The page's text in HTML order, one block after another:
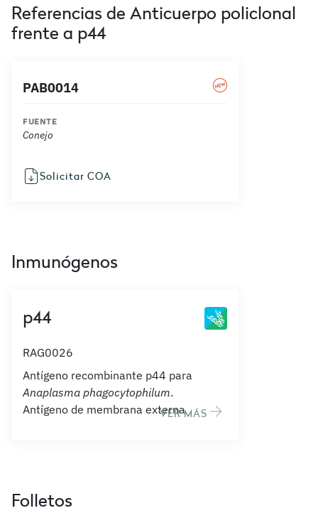
Referencias de Anticuerpo policlonal
frente a p44
PAB0014
FUENTE
Conejo
Solicitar COA
Inmunógenos
p44
RAG0026
Antígeno recombinante p44 para
Anaplasma phagocytophilum.
Antígeno de membrana externa
VER MÁS
Folletos